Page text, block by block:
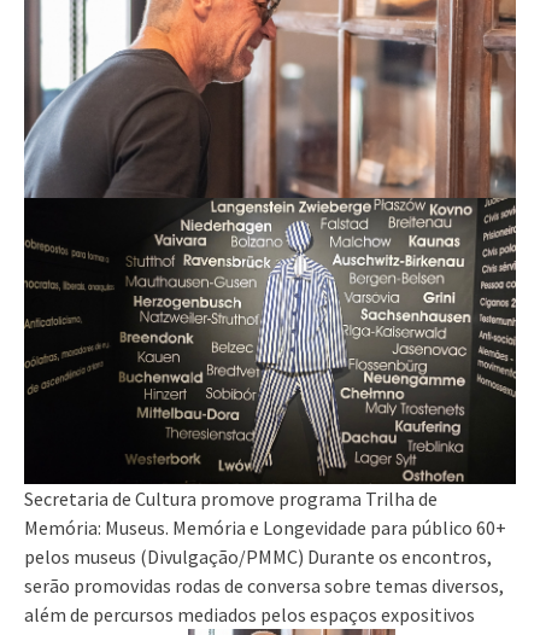
Secretaria de Cultura promove programa Trilha de
Memória: Museus. Memória e Longevidade para público 60+
pelos museus (Divulgação/PMMC) Durante os encontros,
serão promovidas rodas de conversa sobre temas diversos,
além de percursos mediados pelos espaços expositivos